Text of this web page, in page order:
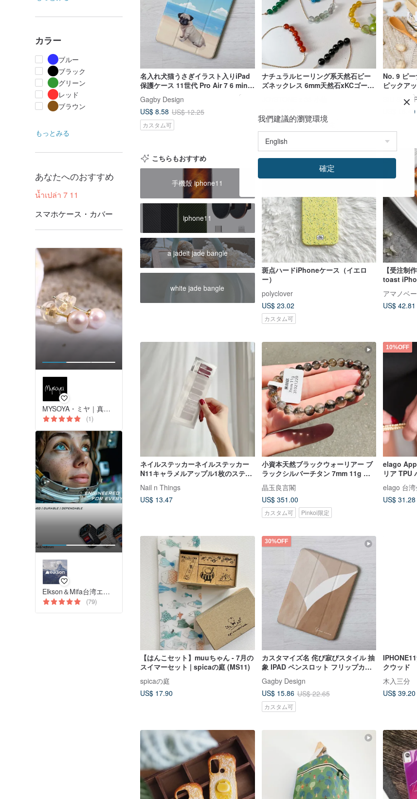
カラー
ブルー
ブラック
グリーン
レッド
ブラウン
もっとみる
あなたへのおすすめ
น้ำเปล่า 7 11
スマホケース・カバー
MYSOYA・ミヤ｜真珠と宝石ジュエリー
(1)
Elkson＆Mifa台湾エージェント
(79)
名入れ犬猫うさぎイラスト入りiPad
保護ケース 11世代 Pro Air 7 6 mini
7 A17
Gagby Design
US$ 8.58 US$ 12.25
カスタム可
ナチュラルヒーリング系天然石ビー
ズネックレス 6mm天然石xKCゴール
環境に優しい Pinkoi限定
No. 9 ピ
ピックア
SIU SIU
US$ 16.49
こちらもおすすめ
手機殼 iphone11
iphone11
a jadeit jade bangle
white jade bangle
斑点ハードiPhoneケース（イエロ
ー）
polyclover
US$ 23.02
カスタム可
【受注制
toast
アマノベ
US$ 42.81
ネイルステッカーネイルステッカー
N11キャラメルアップル1枚のステッ
く、無害で、爪を傷つけません。
Nail n Things
US$ 13.47
小資本天然ブラックウォーリアー ブ
ラックシルバーチタン 7mm 11g 水
晶 財運招来 邪気払い 悪意のある
人々からの保護
晶玉良言閣
US$ 351.00
カスタム可 Pinkoi限定
10%OFF
elago
リア TPU
elago 台
US$ 31.28
【はんこセット】muuちゃん - 7月の
スイマーセット | spicaの庭 (MS11)
spicaの庭
US$ 17.90
30%OFF
カスタマイズ名 侘び寂びスタイル 抽
象 IPAD ペンスロット フリップカバ
ー Pro 13 Air 7 11世代
Gagby Design
US$ 15.86 US$ 22.65
カスタム可
クウッド
木入三分
US$ 39.20
我們建議的瀏覽環境
確定